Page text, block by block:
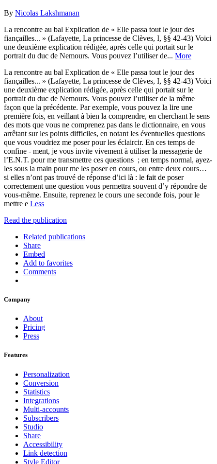
By Nicolas Lakshmanan
La rencontre au bal Explication de « Elle passa tout le jour des
fiançailles... » (Lafayette, La princesse de Clèves, I, §§ 42-43) Voici
une deuxième explication rédigée, après celle qui portait sur le
portrait du duc de Nemours. Vous pouvez l’utiliser de... More
La rencontre au bal Explication de « Elle passa tout le jour des
fiançailles... » (Lafayette, La princesse de Clèves, I, §§ 42-43) Voici
une deuxième explication rédigée, après celle qui portait sur le
portrait du duc de Nemours. Vous pouvez l’utiliser de la même
façon que la précédente. Par exemple, vous pouvez la lire une
première fois, en veillant à bien la comprendre, en cherchant le sens
des mots que vous ne comprenez pas dans le dictionnaire, en vous
arrêtant sur les points difficiles, en notant les éventuelles questions
que vous voudriez me poser pour les éclaircir. En ces temps de
confine - ment, je vous invite vivement à utiliser la messagerie de
l’E.N.T. pour me transmettre ces questions ; en temps normal, ayez-
les sous la main pour me les poser en cours, ou entre deux cours…
si elles n’ont pas trouvé de réponse d’ici là : le fait de poser
correctement une question vous permettra souvent d’y répondre de
vous-même. Ensuite, reprenez le cours une seconde fois, pour le
mettre e Less
Read the publication
Related publications
Share
Embed
Add to favorites
Comments
Company
About
Pricing
Press
Features
Personalization
Conversion
Statistics
Integrations
Multi-accounts
Subscribers
Studio
Share
Accessibility
Link detection
Style Editor